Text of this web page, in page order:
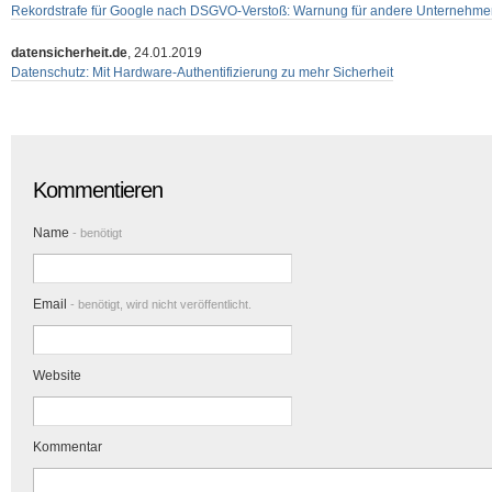
Rekordstrafe für Google nach DSGVO-Verstoß: Warnung für andere
datensicherheit.de, 24.01.2019
Datenschutz: Mit Hardware-Authentifizierung zu mehr Sicherheit
Kommentieren
Name - benötigt
Email - benötigt, wird nicht veröffentlicht.
Website
Kommentar